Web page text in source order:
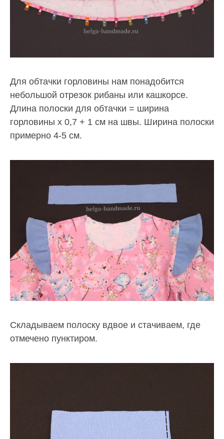
Для обтачки горловины нам понадобится
небольшой отрезок рибаны или кашкорсе.
Длина полоски для обтачки = ширина
горловины х 0,7 + 1 см на швы. Ширина полоски
примерно 4-5 см.
Складываем полоску вдвое и стачиваем, где
отмечено пунктиром.